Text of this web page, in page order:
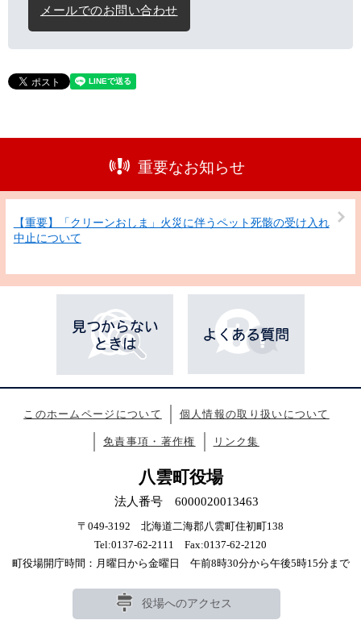
メールでのお問い合わせ
重要なお知らせ
【重要】「クリーンおしま」火災に伴うペット死骸の受け入れ
中止について
このホームページについて 個人情報の取り扱いについて
免責事項・著作権 リンク集
八雲町役場
法人番号 6000020013463
〒049-3192 北海道二海郡八雲町住初町138
Tel:0137-62-2111 Fax:0137-62-2120
町役場開庁時間：月曜日から金曜日 午前8時30分から午後5時15分まで
役場へのアクセス